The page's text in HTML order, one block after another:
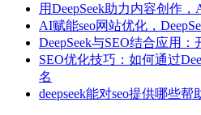
用DeepSeek助力内容创作
AI赋能seo网站优化，
DeepSeek与SEO结合应用
SEO优化技巧：如何通过
名
deepseek能对seo提供哪些帮